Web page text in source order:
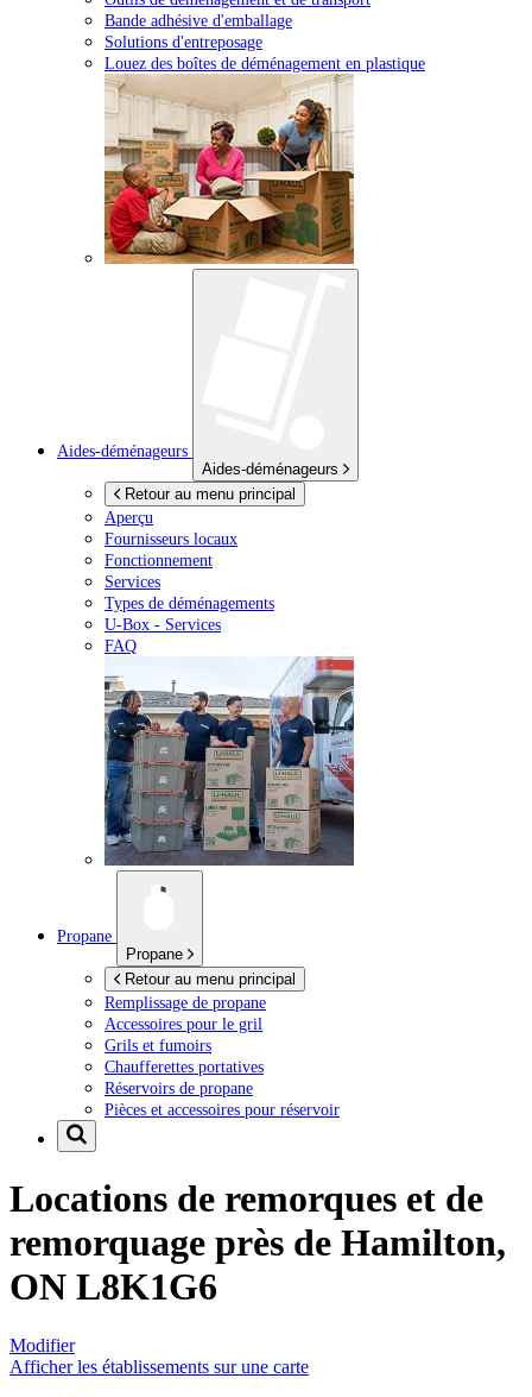
Bande adhésive d'emballage
Solutions d'entreposage
Louez des boîtes de déménagement en plastique
Aides-déménageurs
Aides-déménageurs
Retour au menu principal
Aperçu
Fournisseurs locaux
Fonctionnement
Services
Types de déménagements
U-Box - Services
FAQ
Propane
Propane
Retour au menu principal
Remplissage de propane
Accessoires pour le gril
Grils et fumoirs
Chaufferettes portatives
Réservoirs de propane
Pièces et accessoires pour réservoir
Locations de remorques et de
remorquage près de Hamilton,
ON L8K1G6
Modifier
Afficher les établissements sur une carte